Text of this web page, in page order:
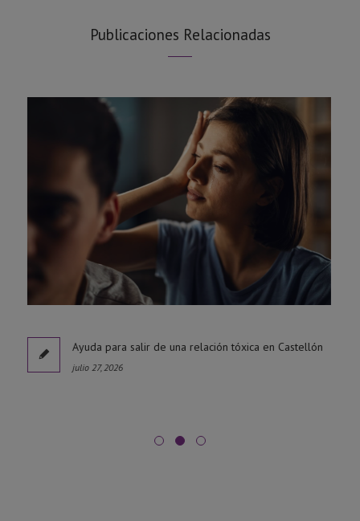
Publicaciones Relacionadas
Ayuda para salir de una relación tóxica en Castellón
julio 27, 2026